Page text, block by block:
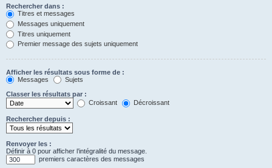
Rechercher dans :
Titres et messages
Messages uniquement
Titres uniquement
Premier message des sujets uniquement
Afficher les résultats sous forme de :
Messages
Sujets
Classer les résultats par :
Croissant
Décroissant
Rechercher depuis :
Renvoyer les :
Définir à 0 pour afficher l’intégralité du message.
premiers caractères des messages